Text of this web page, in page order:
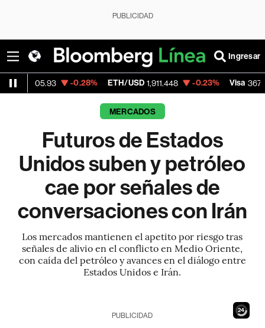
PUBLICIDAD
Ingresar
-0.28% ETH/USD 1,911.448 -0.23% Visa 367.69 -
MERCADOS
Futuros de Estados
Unidos suben y petróleo
cae por señales de
conversaciones con Irán
Los mercados mantienen el apetito por riesgo tras
señales de alivio en el conflicto en Medio Oriente,
con caída del petróleo y avances en el diálogo entre
Estados Unidos e Irán.
23
PUBLICIDAD